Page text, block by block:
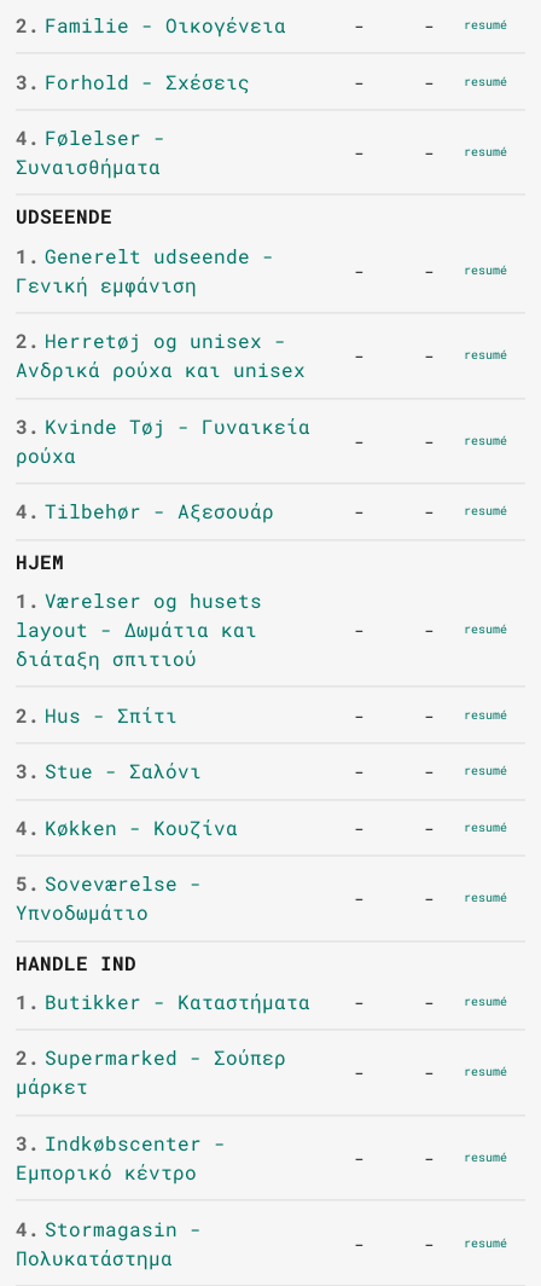
2. Familie - Οικογένεια - - resumé
3. Forhold - Σχέσεις - - resumé
4. Følelser -
Συναισθήματα
- - resumé
UDSEENDE
1. Generelt udseende -
Γενική εμφάνιση
- - resumé
2. Herretøj og unisex -
Ανδρικά ρούχα και unisex
- - resumé
3. Kvinde Tøj - Γυναικεία
ρούχα
- - resumé
4. Tilbehør - Αξεσουάρ - - resumé
HJEM
1. Værelser og husets
layout - Δωμάτια και
διάταξη σπιτιού
- - resumé
2. Hus - Σπίτι - - resumé
3. Stue - Σαλόνι - - resumé
4. Køkken - Κουζίνα - - resumé
5. Soveværelse -
Υπνοδωμάτιο
- - resumé
HANDLE IND
1. Butikker - Καταστήματα - - resumé
2. Supermarked - Σούπερ
μάρκετ
- - resumé
3. Indkøbscenter -
Εμπορικό κέντρο
- - resumé
4. Stormagasin -
Πολυκατάστημα
- - resumé